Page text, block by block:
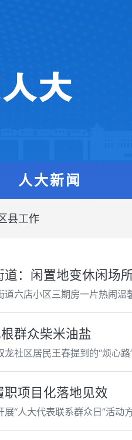
人大新闻
县工作
：闲置地变休闲场
道六店小区三期房一片热闹
群众柴米油盐
龙社区居民王春提到的“烦
项目化落地见效
“人大代表联系群众日”活动